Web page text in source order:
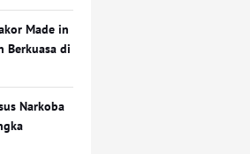
Made in
Berkuasa di
Narkoba